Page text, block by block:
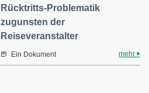
Rücktritts-Problematik
zugunsten der
Reiseveranstalter
Ein Dokument mehr